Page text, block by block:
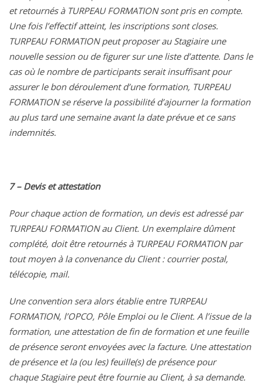
et retournés à TURPEAU FORMATION sont pris en compte.
Une fois l’effectif atteint, les inscriptions sont closes.
TURPEAU FORMATION peut proposer au Stagiaire une
nouvelle session ou de figurer sur une liste d’attente. Dans le
cas où le nombre de participants serait insuffisant pour
assurer le bon déroulement d’une formation, TURPEAU
FORMATION se réserve la possibilité d’ajourner la formation
au plus tard une semaine avant la date prévue et ce sans
indemnités.
7 – Devis et attestation
Pour chaque action de formation, un devis est adressé par
TURPEAU FORMATION au Client. Un exemplaire dûment
complété, doit être retournés à TURPEAU FORMATION par
tout moyen à la convenance du Client : courrier postal,
télécopie, mail.
Une convention sera alors établie entre TURPEAU
FORMATION, l’OPCO, Pôle Emploi ou le Client. A l’issue de la
formation, une attestation de fin de formation et une feuille
de présence seront envoyées avec la facture. Une attestation
de présence et la (ou les) feuille(s) de présence pour
chaque Stagiaire peut être fournie au Client, à sa demande.